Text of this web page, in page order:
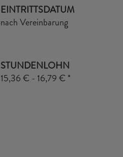
EINTRITTSDATUM
nach Vereinbarung
STUNDENLOHN
15,36 € - 16,79 € *